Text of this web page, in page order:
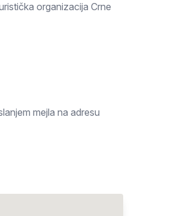
organizacija Crne
mejla na adresu